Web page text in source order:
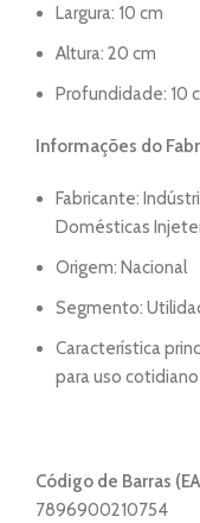
Largura: 10 cm
Altura: 20 cm
Profundidade: 10
Informações do
Fabricante:
Domésticas
Origem: Nacional
Segmento:
Característica
para uso cotidiano
Código de Barras
7896900210754